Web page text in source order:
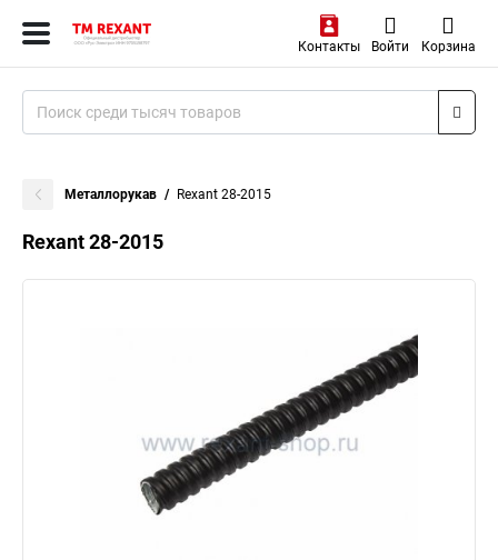
Контакты Войти Корзина
Металлорукав Rexant 28-2015
Rexant 28-2015